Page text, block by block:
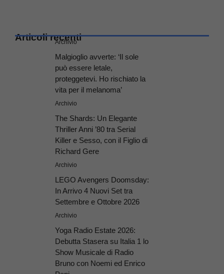
Articoli recenti
Archivio
Malgioglio avverte: ‘Il sole
può essere letale,
proteggetevi. Ho rischiato la
vita per il melanoma’
Archivio
The Shards: Un Elegante
Thriller Anni ’80 tra Serial
Killer e Sesso, con il Figlio di
Richard Gere
Archivio
LEGO Avengers Doomsday:
In Arrivo 4 Nuovi Set tra
Settembre e Ottobre 2026
Archivio
Yoga Radio Estate 2026:
Debutta Stasera su Italia 1 lo
Show Musicale di Radio
Bruno con Noemi ed Enrico